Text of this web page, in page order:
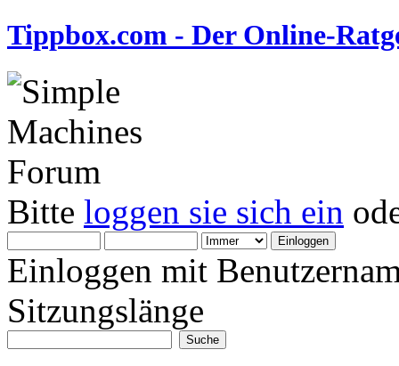
Tippbox.com - Der Online-
Bitte loggen sie sich ein
Einloggen mit
Sitzungslänge